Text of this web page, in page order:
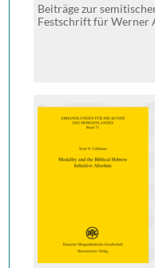
Beiträge zur
Festschrift für Werner